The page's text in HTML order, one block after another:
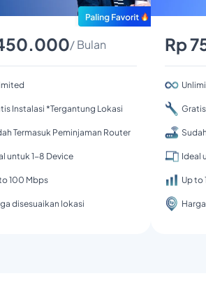
/ Bulan
Instalasi *Tergantung Lokasi
Termasuk Peminjaman Router
untuk 1-8 Device
100 Mbps
disesuaikan lokasi
Rp
Ideal
Up to